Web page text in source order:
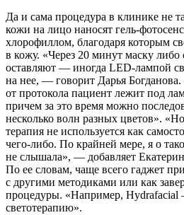
Да и сама процедура в клинике не
кожи на лицо наносят гель-
хлорофиллом, благодаря которым
в кожу. «Через 20 минут маску
оставляют — иногда LED-лампой
на нее, — говорит Дарья
от протокола пациент лежит под
причем за это время можно
несколько волн разных цветов».
терапия не используется как
чего-либо. По крайней мере, я о
не слышала», — добавляет
По ее словам, чаще всего гаджет
с другими методиками или как
процедуры. «Например, Hydrafacial
светотерапию».